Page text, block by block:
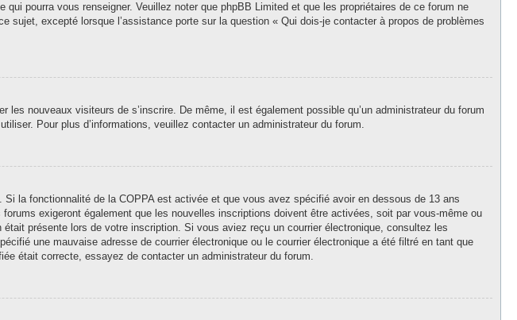
pourra vous renseigner. Veuillez noter que phpBB Limited et que les propriétaires de ce forum ne
excepté lorsque l’assistance porte sur la question « Qui dois-je contacter à propos de problèmes
les nouveaux visiteurs de s’inscrire. De même, il est également possible qu’un administrateur du forum
Pour plus d’informations, veuillez contacter un administrateur du forum.
la fonctionnalité de la COPPA est activée et que vous avez spécifié avoir en dessous de 13 ans
exigeront également que les nouvelles inscriptions doivent être activées, soit par vous-même ou
présente lors de votre inscription. Si vous aviez reçu un courrier électronique, consultez les
une mauvaise adresse de courrier électronique ou le courrier électronique a été filtré en tant que
était correcte, essayez de contacter un administrateur du forum.